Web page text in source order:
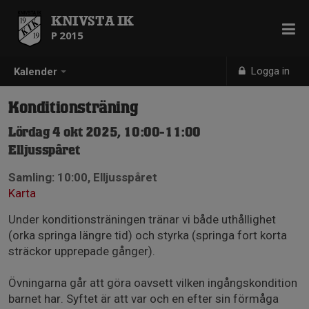
Kalender Logga in
KNIVSTA IK
P 2015
Konditionsträning
Lördag 4 okt 2025, 10:00-11:00
Elljusspåret
Samling: 10:00, Elljusspåret
Karta
Under konditionsträningen tränar vi både uthållighet
(orka springa längre tid) och styrka (springa fort korta
sträckor upprepade gånger).
Övningarna går att göra oavsett vilken ingångskondition
barnet har. Syftet är att var och en efter sin förmåga